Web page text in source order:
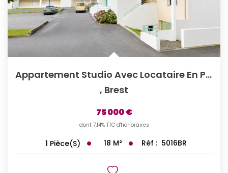
Appartement Studio Avec Locataire En Place, À Vendre À...
, Brest
75 000 €
dont 7,14% TTC d'honoraires
1 Pièce(s) 18 M² Réf : 5016BR